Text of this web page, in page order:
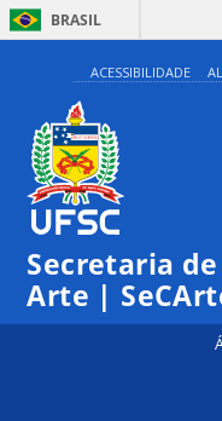
BRASIL
ACESSIBILIDADE
Secretaria
Arte |
0:00
1:00